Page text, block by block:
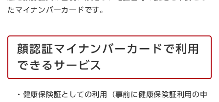
たマイナンバーカードです。
顔認証マイナンバーカードで利用
できるサービス
・健康保険証としての利用（事前に健康保険証利用の申